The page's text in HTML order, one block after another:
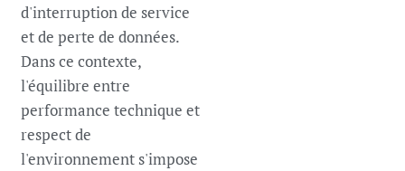
d'interruption de service
et de perte de données.
Dans ce contexte,
l'équilibre entre
performance technique et
respect de
l'environnement s'impose